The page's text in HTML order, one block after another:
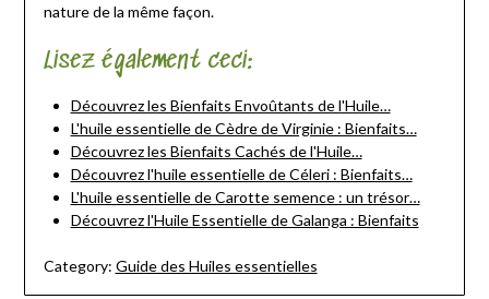
nature de la même façon.
Lisez également ceci:
Découvrez les Bienfaits Envoûtants de l'Huile…
L'huile essentielle de Cèdre de Virginie : Bienfaits…
Découvrez les Bienfaits Cachés de l'Huile…
Découvrez l'huile essentielle de Céleri : Bienfaits…
L'huile essentielle de Carotte semence : un trésor…
Découvrez l'Huile Essentielle de Galanga : Bienfaits
Category: Guide des Huiles essentielles